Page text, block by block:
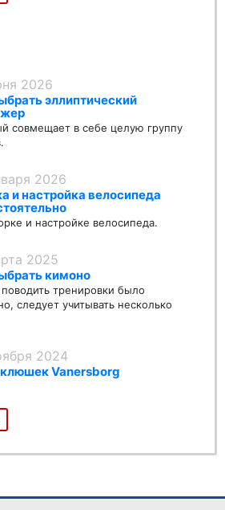
2026
эллиптический
совмещает в себе целую группу
2026
и настройка велосипеда
и настройке велосипеда.
2025
кимоно
тренировки было
следует учитывать несколько
2024
Vanersborg